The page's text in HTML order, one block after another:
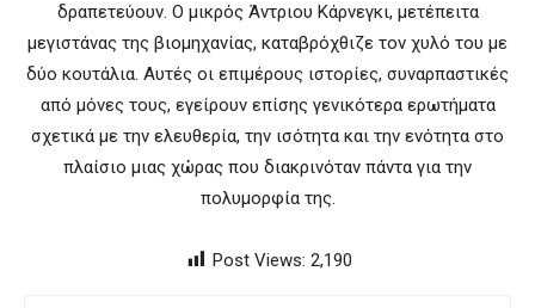
δραπετεύουν. Ο μικρός Άντριου Κάρνεγκι, μετέπειτα
μεγιστάνας της βιομηχανίας, καταβρόχθιζε τον χυλό του με
δύο κουτάλια. Αυτές οι επιμέρους ιστορίες, συναρπαστικές
από μόνες τους, εγείρουν επίσης γενικότερα ερωτήματα
σχετικά με την ελευθερία, την ισότητα και την ενότητα στο
πλαίσιο μιας χώρας που διακρινόταν πάντα για την
πολυμορφία της.
Post Views: 2,190